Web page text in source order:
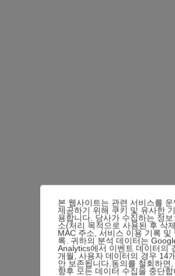
본 웹사이트는 관련 서비스를 운
제공하기 위해 쿠키 및 유사한
용합니다. 당사가 수집하는 정보
소(처리 목적으로 사용된 후 삭
MAC 주소, 서비스 이용 기록 및
록. 귀하의 분석 데이터는
Analytics에서 이벤트 데이터의
개월, 사용자 데이터의 경우 14
안 보존됩니다.동의를 철회하면,
향후 모든 데이터 수집을 중단합